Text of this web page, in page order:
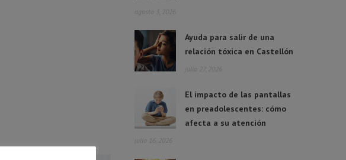
agosto 3, 2026
Ayuda para salir de una
relación tóxica en Castellón
julio 27, 2026
El impacto de las pantallas
en preadolescentes: cómo
afecta a su atención
julio 16, 2026